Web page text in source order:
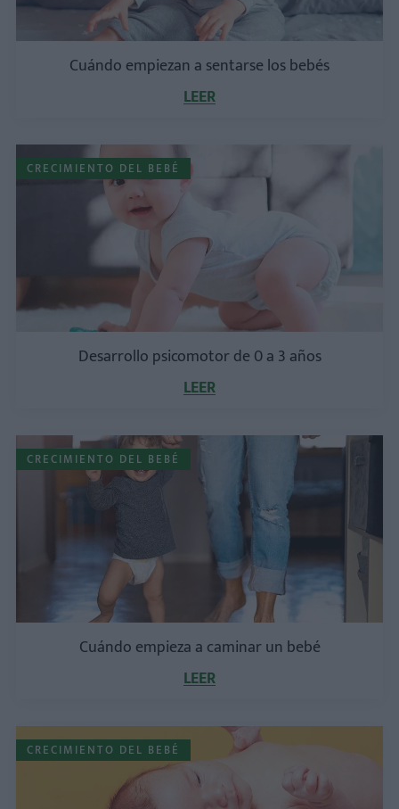
Cuándo empiezan a sentarse los bebés
LEER
CRECIMIENTO DEL BEBÉ
Desarrollo psicomotor de 0 a 3 años
LEER
CRECIMIENTO DEL BEBÉ
Cuándo empieza a caminar un bebé
LEER
CRECIMIENTO DEL BEBÉ